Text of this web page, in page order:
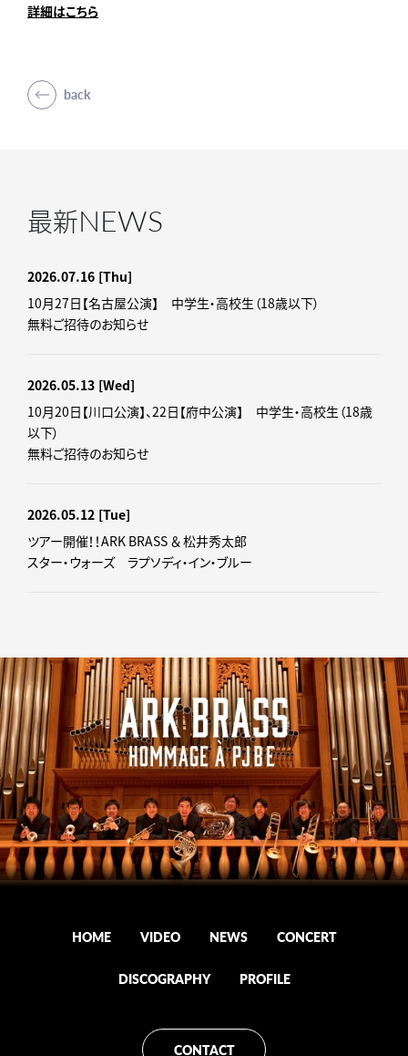
詳細はこちら
back
最新NEWS
2026.07.16 [Thu]
10月27日【名古屋公演】 中学生・高校生（18歳以下）
無料ご招待のお知らせ
2026.05.13 [Wed]
10月20日【川口公演】、22日【府中公演】 中学生・高校生（18歳
以下）
無料ご招待のお知らせ
2026.05.12 [Tue]
ツアー開催！！ARK BRASS ＆ 松井秀太郎
スター・ウォーズ ラプソディ・イン・ブルー
HOME VIDEO NEWS CONCERT
DISCOGRAPHY PROFILE
CONTACT